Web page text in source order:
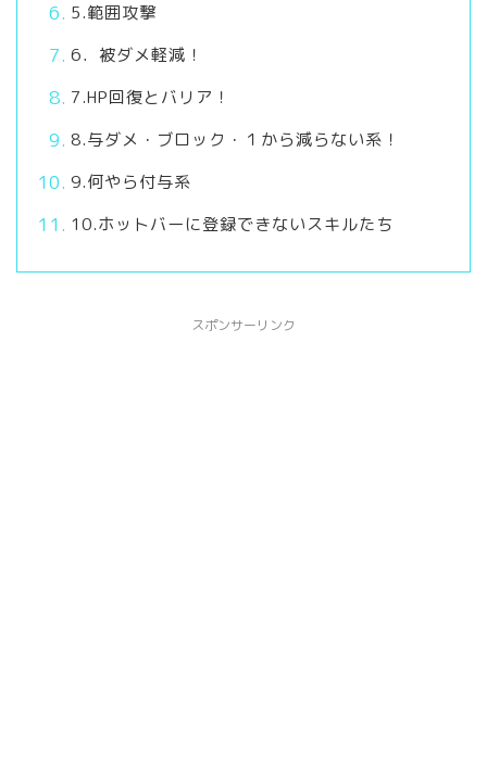
5.範囲攻撃
6．被ダメ軽減！
7.HP回復とバリア！
8.与ダメ・ブロック・１から減らない系！
9.何やら付与系
10.ホットバーに登録できないスキルたち
スポンサーリンク